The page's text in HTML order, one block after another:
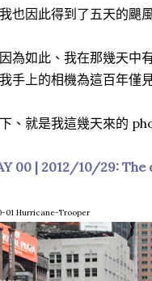
也因此得到了五天的颶
為如此、我在那幾天中
手上的相機為這百年僅
、就是我這幾天來的
00 | 2012/10/29:
01 Hurricane-Trooper